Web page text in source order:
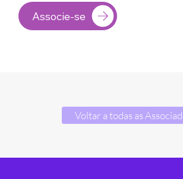
Voltar a todas as
Associe-se